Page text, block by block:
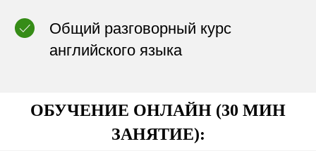
Общий разговорный курс
английского языка
ОБУЧЕНИЕ ОНЛАЙН (30 МИН
ЗАНЯТИЕ):